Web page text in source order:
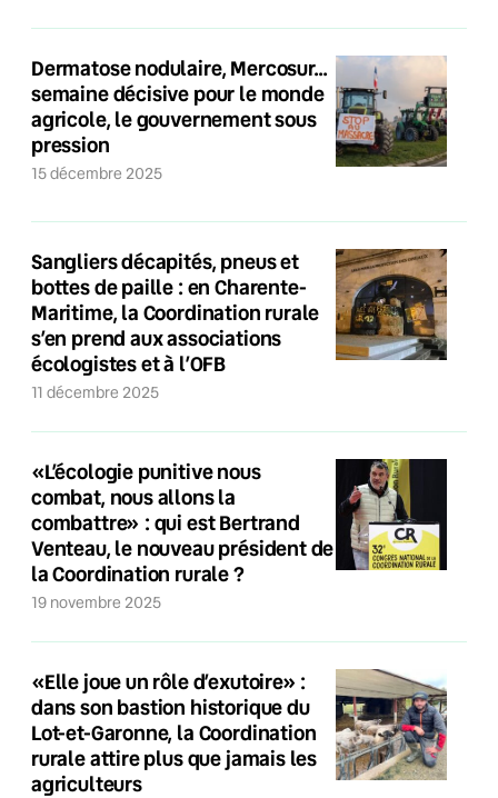
Dermatose nodulaire, Mercosur…
semaine décisive pour le monde
agricole, le gouvernement sous
pression
15 décembre 2025
Sangliers décapités, pneus et
bottes de paille : en Charente-
Maritime, la Coordination rurale
s’en prend aux associations
écologistes et à l’OFB
11 décembre 2025
«L’écologie punitive nous
combat, nous allons la
combattre» : qui est Bertrand
Venteau, le nouveau président de
la Coordination rurale ?
19 novembre 2025
«Elle joue un rôle d’exutoire» :
dans son bastion historique du
Lot-et-Garonne, la Coordination
rurale attire plus que jamais les
agriculteurs